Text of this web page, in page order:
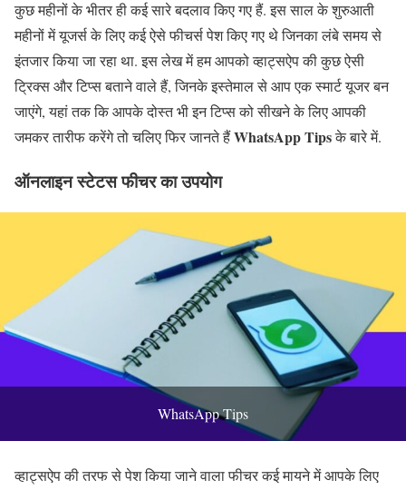
कुछ महीनों के भीतर ही कई सारे बदलाव किए गए हैं. इस साल के शुरुआती
महीनों में यूजर्स के लिए कई ऐसे फीचर्स पेश किए गए थे जिनका लंबे समय से
इंतजार किया जा रहा था. इस लेख में हम आपको व्हाट्सऐप की कुछ ऐसी
ट्रिक्स और टिप्स बताने वाले हैं, जिनके इस्तेमाल से आप एक स्मार्ट यूजर बन
जाएंगे, यहां तक कि आपके दोस्त भी इन टिप्स को सीखने के लिए आपकी
जमकर तारीफ करेंगे तो चलिए फिर जानते हैंWhatsApp Tipsके बारे में.
ऑनलाइन स्टेटस फीचर का उपयोग
WhatsApp Tips
व्हाट्सऐप की तरफ से पेश किया जाने वाला फीचर कई मायने में आपके लिए